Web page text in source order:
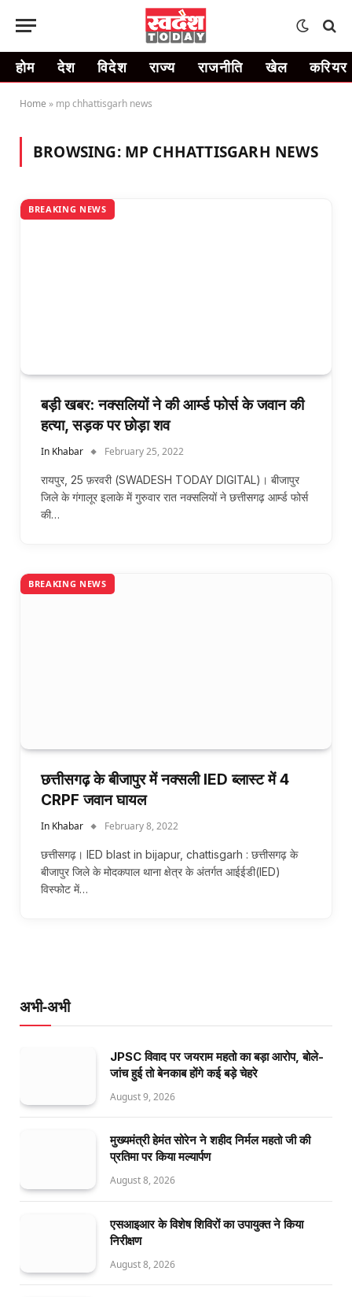
होम देश विदेश राज्य राजनीति खेल करियर
Home » mp chhattisgarh news
BROWSING: MP CHHATTISGARH NEWS
BREAKING NEWS
बड़ी खबर: नक्सलियों ने की आर्म्ड फोर्स के जवान की
हत्या, सड़क पर छोड़ा शव
In Khabar February 25, 2022
रायपुर, 25 फ़रवरी (SWADESH TODAY DIGITAL)। बीजापुर
जिले के गंगालूर इलाके में गुरुवार रात नक्सलियों ने छत्तीसगढ़ आर्म्ड फोर्स
की…
BREAKING NEWS
छत्तीसगढ़ के बीजापुर में नक्सली IED ब्लास्ट में 4
CRPF जवान घायल
In Khabar February 8, 2022
छत्तीसगढ़। IED blast in bijapur, chattisgarh : छत्तीसगढ़ के
बीजापुर जिले के मोदकपाल थाना क्षेत्र के अंतर्गत आईईडी(IED)
विस्फोट में…
अभी-अभी
JPSC विवाद पर जयराम महतो का बड़ा आरोप, बोले-
जांच हुई तो बेनकाब होंगे कई बड़े चेहरे
August 9, 2026
मुख्यमंत्री हेमंत सोरेन ने शहीद निर्मल महतो जी की
प्रतिमा पर किया मल्यार्पण
August 8, 2026
एसआइआर के विशेष शिविरों का उपायुक्त ने किया
निरीक्षण
August 8, 2026